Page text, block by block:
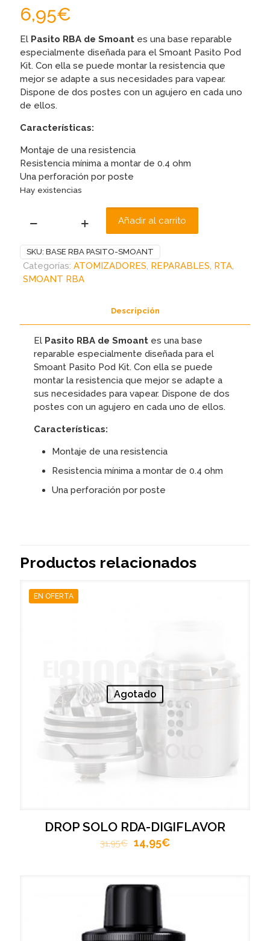
6,95€
El Pasito RBA de Smoant es una base reparable
especialmente diseñada para el Smoant Pasito Pod
Kit. Con ella se puede montar la resistencia que
mejor se adapte a sus necesidades para vapear.
Dispone de dos postes con un agujero en cada uno
de ellos.
Características:
Montaje de una resistencia
Resistencia mínima a montar de 0.4 ohm
Una perforación por poste
Hay existencias
BASE
PASITO-
SMOANT
cantidad
Añadir al carrito
SKU: BASE RBA PASITO-SMOANT
Categorías: ATOMIZADORES, REPARABLES, RTA,
SMOANT RBA
Descripción
El Pasito RBA de Smoant es una base
reparable especialmente diseñada para el
Smoant Pasito Pod Kit. Con ella se puede
montar la resistencia que mejor se adapte a
sus necesidades para vapear. Dispone de dos
postes con un agujero en cada uno de ellos.
Características:
Montaje de una resistencia
Resistencia mínima a montar de 0.4 ohm
Una perforación por poste
Productos relacionados
EN OFERTA
Agotado
DROP SOLO RDA-DIGIFLAVOR
31,95€ 14,95€